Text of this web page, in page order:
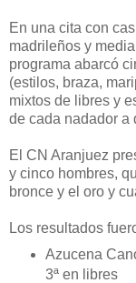
En una cita con
madrileños y
programa abarcó
(estilos, braza,
mixtos de libres y
de cada nadador a
El CN Aranjuez
y cinco hombres,
bronce y el oro y
Los resultados
Azucena
3ª en libres